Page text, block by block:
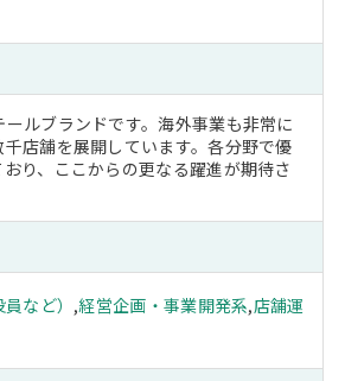
ルブランドです。海外事業も非常に
店舗を展開しています。各分野で優
り、ここからの更なる躍進が期待さ
など） ,経営企画・事業開発系,店舗運